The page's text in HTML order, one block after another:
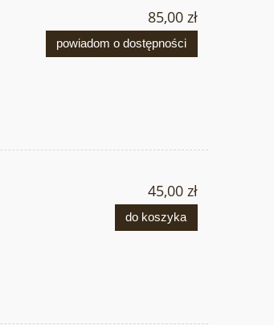
85,00 zł
powiadom o dostępności
45,00 zł
do koszyka